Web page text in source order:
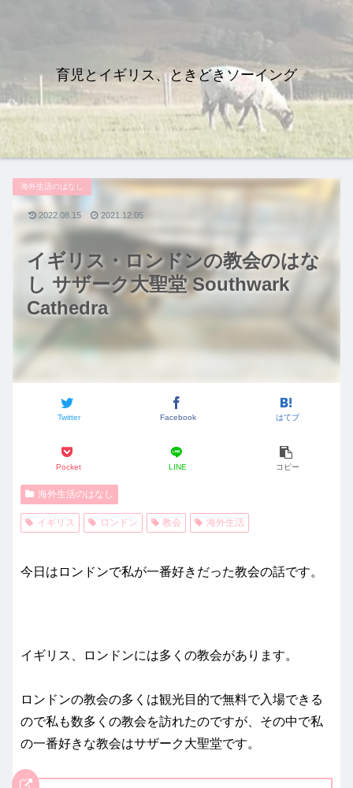
育児とイギリス、ときどきソーイング
イギリス・ロンドンの教会のはな
し サザーク大聖堂 Southwark
Cathedra
海外生活のはなし
Twitter Facebook はてブ
Pocket LINE コピー
2022.08.15 2021.12.05
海外生活のはなし
イギリス ロンドン 教会 海外生活
今日はロンドンで私が一番好きだった教会の話です。
イギリス、ロンドンには多くの教会があります。
ロンドンの教会の多くは観光目的で無料で入場できる
ので私も数多くの教会を訪れたのですが、その中で私
の一番好きな教会はサザーク大聖堂です。